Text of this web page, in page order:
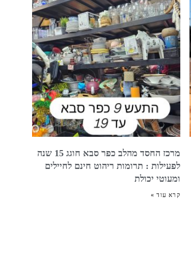
מרכז החסד מהלב כפר סבא חוגג 15 שנה
לפעילות : תרומות ריהוט חינם לחיילים
ומעוטי יכולת
קרא עוד »